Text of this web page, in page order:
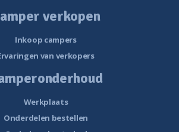
verkopen
Inkoop campers
van verkopers
Werkplaats
Onderdelen bestellen